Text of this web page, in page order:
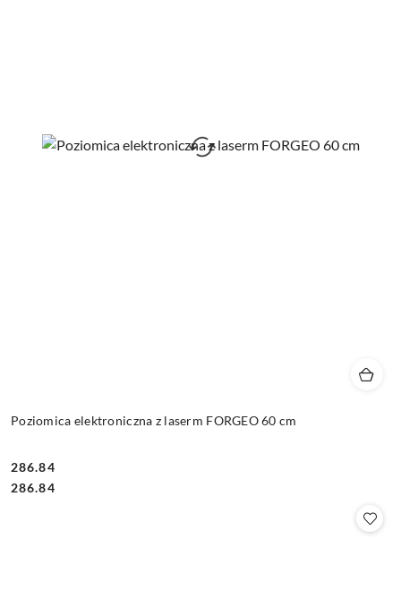
Poziomica elektroniczna z laserm FORGEO 60 cm
Cena:
286.84
Cena:
286.84